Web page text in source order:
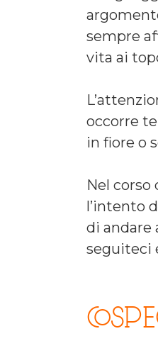
sempre
vita ai
occorre
in fiore o
Nel
l’intento
di andare
seguiteci